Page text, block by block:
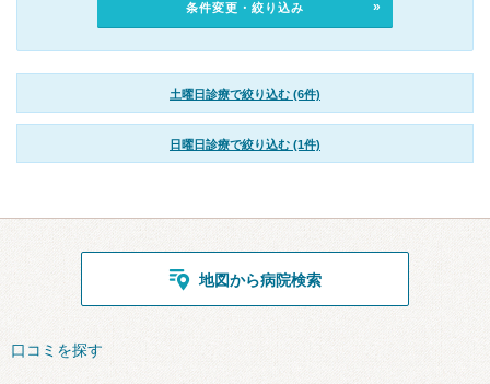
条件変更・絞り込み
土曜日診療で絞り込む (6件)
日曜日診療で絞り込む (1件)
地図から病院検索
口コミを探す